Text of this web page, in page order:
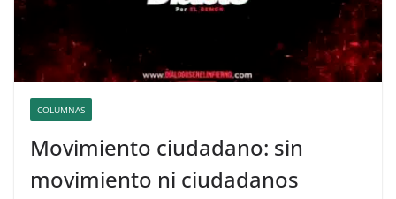
COLUMNAS
Movimiento ciudadano: sin
movimiento ni ciudadanos